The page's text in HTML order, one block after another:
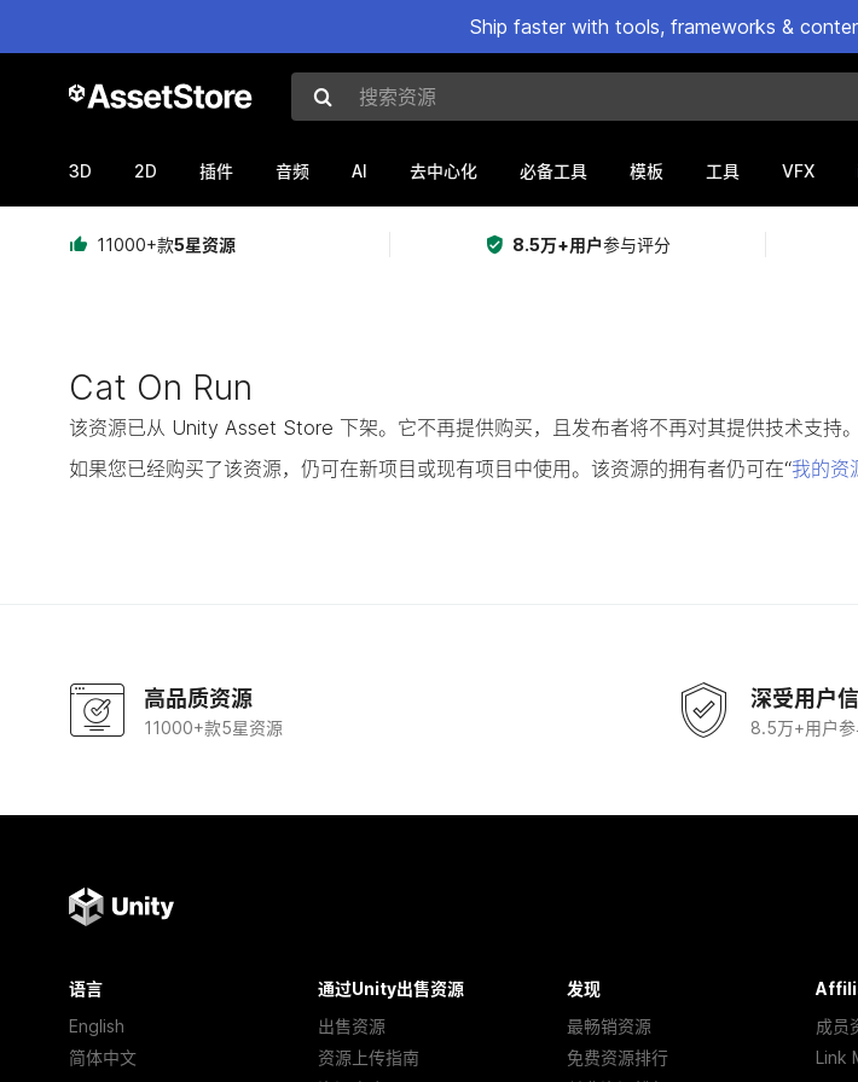
Ship faster with tools, frameworks &
搜索资源
3D 2D 插件 音频 AI 去中心化 必备工具 模板 工具 VFX
11000+款5星资源 8.5万+用户参与评分
Cat On Run
该资源已从 Unity Asset Store 下架。它不再提供购买，且发布者将不再对其提供技术支持。
如果您已经购买了该资源，仍可在新项目或现有项目中使用。该资源的拥有者仍可在“我的资
高品质资源
11000+款5星资源
深受用户
8.5万+用户
语言
English
简体中文
通过Unity出售资源
出售资源
资源上传指南
发现
最畅销资源
免费资源排行
成员
Link